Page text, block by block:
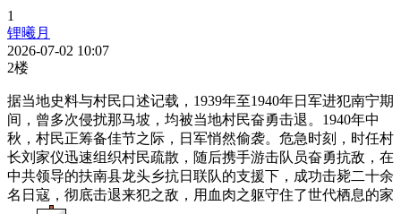
1
锂曦月
2026-07-02 10:07
2楼
据当地史料与村民口述记载，1939年至1940年日军进犯南宁期
间，曾多次侵扰那马坡，均被当地村民奋勇击退。1940年中
秋，村民正筹备佳节之际，日军悄然偷袭。危急时刻，时任村
长刘家仪迅速组织村民疏散，随后携手游击队员奋勇抗敌，在
中共领导的扶南县龙头乡抗日联队的支援下，成功击毙二十余
名日寇，彻底击退来犯之敌，用血肉之躯守住了世代栖息的家